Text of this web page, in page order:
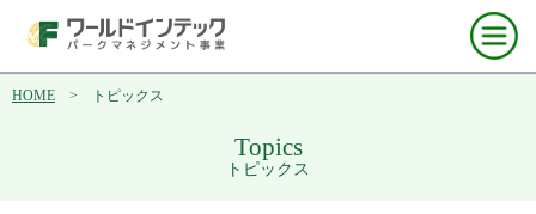
HOME > トピックス
Topics
トピックス